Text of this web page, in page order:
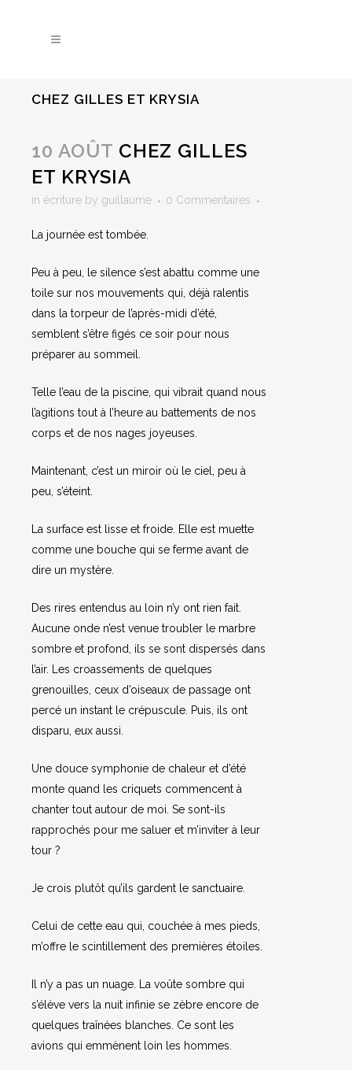
CHEZ GILLES ET KRYSIA
10 AOÛT CHEZ GILLES
ET KRYSIA
in écriture by guillaume 0 Commentaires
La journée est tombée.
Peu à peu, le silence s’est abattu comme une
toile sur nos mouvements qui, déjà ralentis
dans la torpeur de l’après-midi d’été,
semblent s’être figés ce soir pour nous
préparer au sommeil.
Telle l’eau de la piscine, qui vibrait quand nous
l’agitions tout à l’heure au battements de nos
corps et de nos nages joyeuses.
Maintenant, c’est un miroir où le ciel, peu à
peu, s’éteint.
La surface est lisse et froide. Elle est muette
comme une bouche qui se ferme avant de
dire un mystère.
Des rires entendus au loin n’y ont rien fait.
Aucune onde n’est venue troubler le marbre
sombre et profond, ils se sont dispersés dans
l’air. Les croassements de quelques
grenouilles, ceux d’oiseaux de passage ont
percé un instant le crépuscule. Puis, ils ont
disparu, eux aussi.
Une douce symphonie de chaleur et d’été
monte quand les criquets commencent à
chanter tout autour de moi. Se sont-ils
rapprochés pour me saluer et m’inviter à leur
tour ?
Je crois plutôt qu’ils gardent le sanctuaire.
Celui de cette eau qui, couchée à mes pieds,
m’offre le scintillement des premières étoiles.
Il n’y a pas un nuage. La voûte sombre qui
s’élève vers la nuit infinie se zèbre encore de
quelques traînées blanches. Ce sont les
avions qui emmènent loin les hommes.